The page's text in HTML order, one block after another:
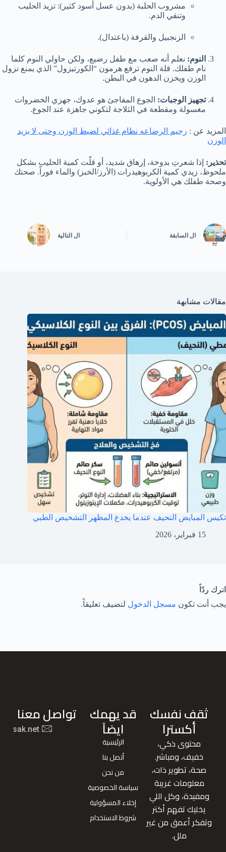
مشروب الحلبة (بدون عسل أسود كثير): تزيد الحليب
وتنقي الدم.
الزنجبيل والقرفة (باعتدال).
النوم: نعلم أنه صعب مع طفل رضيع، ولكن حاولي النوم كلما
نام طفلك. قلة النوم ترفع هرمون “الكورتيزول” الذي يمنع نزول
الوزن ويخزن الدهون في البطن.
تجهيز الوجبات: الجوع المفاجئ هو عدوك، جهزي الخضروات
مغسولة ومقطعة في الثلاجة لتكوني جاهزة عند الجوع.
المزيد عن : رجيم الرضاعه نظام غذائي لضبط الوزن وحتى لا يزيد
الوزن
تحذير: إذا شعرتِ بدوخة، إرهاق شديد، أو قلّت كمية الحليب بشكل
ملحوظ، زيدي كمية الكربوهيدرات (الأرز/الخبز) والماء فوراً. صحتك
وصحة طفلك هي الأولوية.
ال السابقة ال التالية
مقالات مشابهة
تكيس المبايض النحيف عندما يخدع المظهر التشخيص الطبي
15 فبراير، 2026
اترك ردّاً
يجب أنت تكون مسجل الدخول لتضيف تعليقاً.
ثقف نفسك
أكسترا
محتوى ذكي،
خفيف، ومباشر.
صحة، تطوير ذات،
معلومات غريبة
ومفيدة، وكل اللي
يخليك تفهم أكتر
وتفكر أعمق من غير
ملل.
قد يهمك
ايضاً
الرئيسية
أتصل بنا
من نحن
سياسة الخصوصية
إخلاء المسؤولية
شروط الاستخدام
تواصل معنا